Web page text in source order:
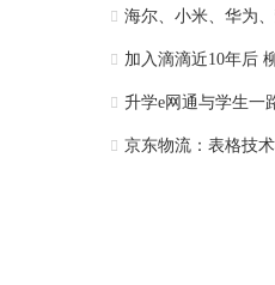
海尔、小米、华为
加入滴滴近10年后
升学e网通与学生一
京东物流：表格技